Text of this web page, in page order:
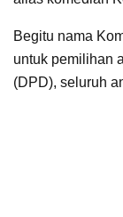
Begitu nama
untuk pemilihan
(DPD), seluruh